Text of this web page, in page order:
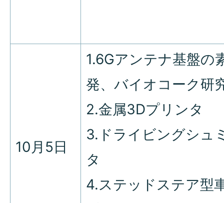
10月5日
1.6Gアンテナ基盤の
発、バイオコーク研
2.金属3Dプリンタ
3.ドライビングシュ
タ
4.ステッドステア型